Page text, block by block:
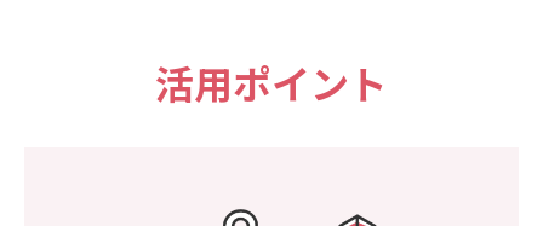
活用ポイント